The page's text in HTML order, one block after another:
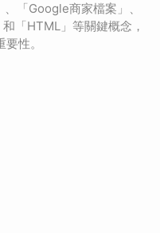
「Google商家檔案」、
「HTML」等關鍵概念，
性。